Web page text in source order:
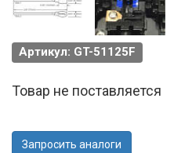
Артикул: GT-51125F
Товар не поставляется
Запросить аналоги